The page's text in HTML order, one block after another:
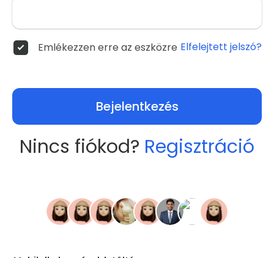
Emlékezzen erre az eszközre Elfelejtett jelszó?
Bejelentkezés
Nincs fiókod? Regisztráció